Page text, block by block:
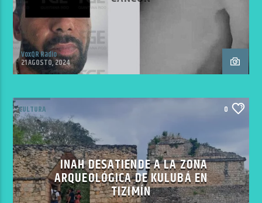
VoxQR Radio
21 AGOSTO, 2024
CULTURA 0
INAH DESATIENDE A LA ZONA
ARQUEOLÓGICA DE KULUBÁ EN
TIZIMÍN